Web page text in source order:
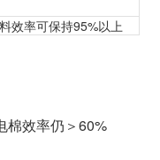
效率可保持95%以上
棉效率仍＞60%